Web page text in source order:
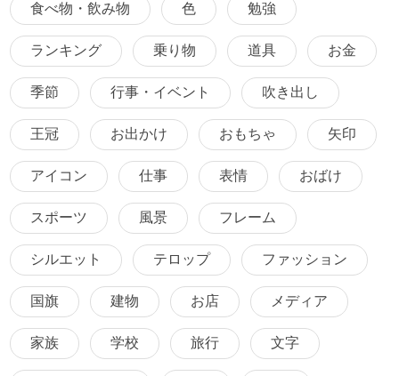
食べ物・飲み物 色 勉強
ランキング 乗り物 道具 お金
季節 行事・イベント 吹き出し
王冠 お出かけ おもちゃ 矢印
アイコン 仕事 表情 おばけ
スポーツ 風景 フレーム
シルエット テロップ ファッション
国旗 建物 お店 メディア
家族 学校 旅行 文字